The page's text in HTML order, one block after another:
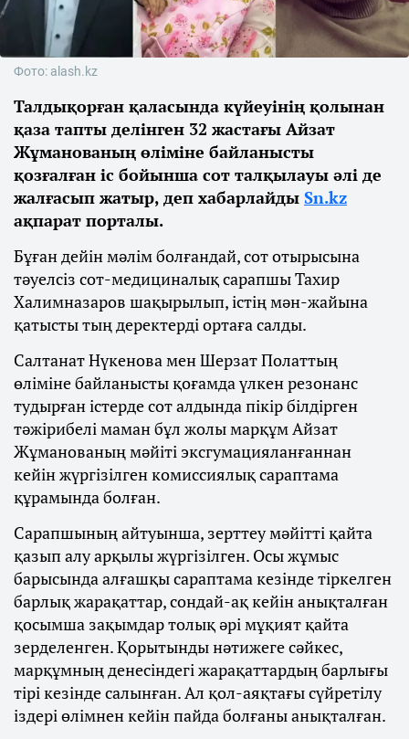
Фото: alash.kz
Талдықорған қаласында күйеуінің қолынан
қаза тапты делінген 32 жастағы Айзат
Жұманованың өліміне байланысты
қозғалған іс бойынша сот талқылауы әлі де
жалғасып жатыр, деп хабарлайды Sn.kz
ақпарат порталы.
Бұған дейін мәлім болғандай, сот отырысына
тәуелсіз сот-медициналық сарапшы Тахир
Халимназаров шақырылып, істің мән-жайына
қатысты тың деректерді ортаға салды.
Салтанат Нүкенова мен Шерзат Полаттың
өліміне байланысты қоғамда үлкен резонанс
тудырған істерде сот алдында пікір білдірген
тәжірибелі маман бұл жолы марқұм Айзат
Жұманованың мәйіті эксгумацияланғаннан
кейін жүргізілген комиссиялық сараптама
құрамында болған.
Сарапшының айтуынша, зерттеу мәйітті қайта
қазып алу арқылы жүргізілген. Осы жұмыс
барысында алғашқы сараптама кезінде тіркелген
барлық жарақаттар, сондай-ақ кейін анықталған
қосымша зақымдар толық әрі мұқият қайта
зерделенген. Қорытынды нәтижеге сәйкес,
марқұмның денесіндегі жарақаттардың барлығы
тірі кезінде салынған. Ал қол-аяқтағы сүйретілу
іздері өлімнен кейін пайда болғаны анықталған.